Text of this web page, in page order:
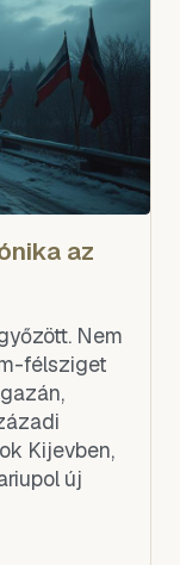
az
Nem
félsziget
Kijevben,
új